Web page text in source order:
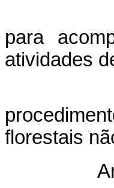
para
atividades
florestais